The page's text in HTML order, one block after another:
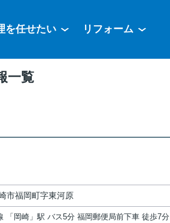
を任せたい リフォーム
一覧
市福岡町字東河原
「岡崎」駅 バス5分 福岡郵便局前下車 徒歩7分